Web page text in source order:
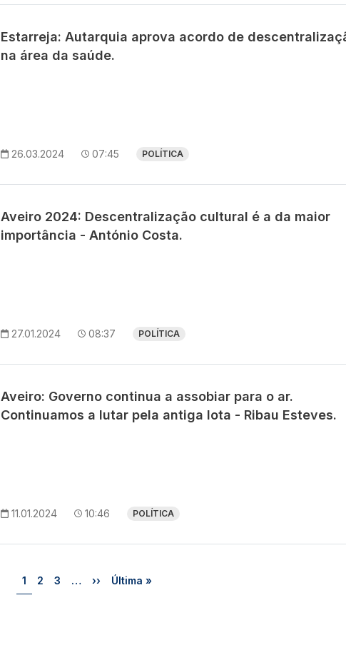
Estarreja: Autarquia aprova acordo de
na área da saúde.
26.03.2024 07:45 POLÍTICA
Aveiro 2024: Descentralização cultural é a da maior
importância - António Costa.
27.01.2024 08:37 POLÍTICA
Aveiro: Governo continua a assobiar para o ar.
Continuamos a lutar pela antiga lota - Ribau Esteves.
11.01.2024 10:46 POLÍTICA
Página
1 Página
2 Página
3 … Próxima página
›› Última página
Última »